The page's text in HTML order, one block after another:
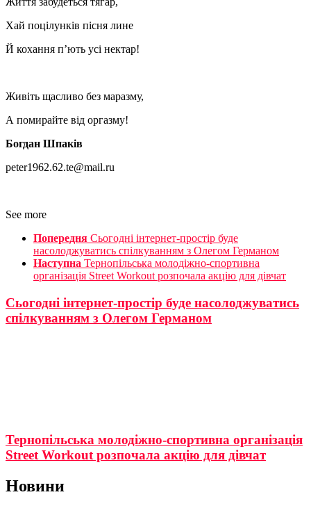
Хай поцілунків пісня лине
Й кохання п’ють усі нектар!
Живіть щасливо без маразму,
А помирайте від оргазму!
Богдан Шпаків
peter1962.62.te@mail.ru
See more
Попередня Сьогодні інтернет-простір буде
насолоджуватись спілкуванням з Олегом Германом
Наступна Тернопільська молодіжно-спортивна
організація Street Workout розпочала акцію для дівчат
Сьогодні інтернет-простір буде насолоджуватись
спілкуванням з Олегом Германом
Тернопільська молодіжно-спортивна організація
Street Workout розпочала акцію для дівчат
Новини